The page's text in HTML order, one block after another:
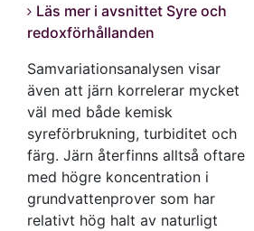
analyser, eftersom endast
de prover där både järn och
analyserats finns med i
boxplotdiagrammet.
Läs mer i avsnittet Syre och
redoxförhållanden
Samvariationsanalysen visar
även att järn korrelerar mycket
väl med både kemisk
syreförbrukning, turbiditet och
färg. Järn återfinns alltså oftare
med högre koncentration i
grundvattenprover som har
relativt hög halt av naturligt